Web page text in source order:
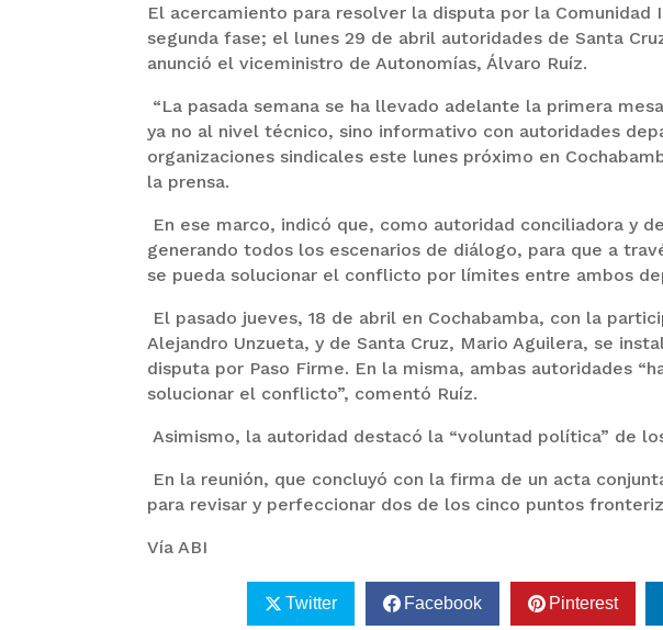
El acercamiento para resolver la disputa por la Comunidad
segunda fase; el lunes 29 de abril autoridades de Santa
anunció el viceministro de Autonomías, Álvaro Ruíz.
“La pasada semana se ha llevado adelante la primera
ya no al nivel técnico, sino informativo con autoridades
organizaciones sindicales este lunes próximo en
la prensa.
En ese marco, indicó que, como autoridad conciliadora y
generando todos los escenarios de diálogo, para que a
se pueda solucionar el conflicto por límites entre ambos
El pasado jueves, 18 de abril en Cochabamba, con la
Alejandro Unzueta, y de Santa Cruz, Mario Aguilera, se
disputa por Paso Firme. En la misma, ambas autoridades
solucionar el conflicto”, comentó Ruíz.
Asimismo, la autoridad destacó la “voluntad política” de
En la reunión, que concluyó con la firma de un acta
para revisar y perfeccionar dos de los cinco puntos
Vía ABI
Twitter Facebook Pinterest